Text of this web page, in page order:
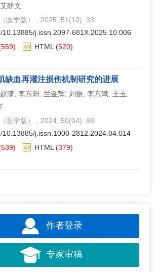
静文
医学版）
, 2025, 51(10): 33
10.13885/j.issn.2097-681X.2025.10.006
HTML (520)
缺血再灌注损伤机制研究的进展
潇, 李东阳, 兰金辉, 刘振, 李东斌, 王玉,
医学版）
, 2024, 50(04): 88
10.13885/j.issn.1000-2812.2024.04.014
HTML (379)
作者登录
专家审稿